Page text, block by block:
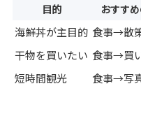
目的 おすす
海鮮丼が主目的 食事→散
干物を買いたい 食事→買
短時間観光
食事→写